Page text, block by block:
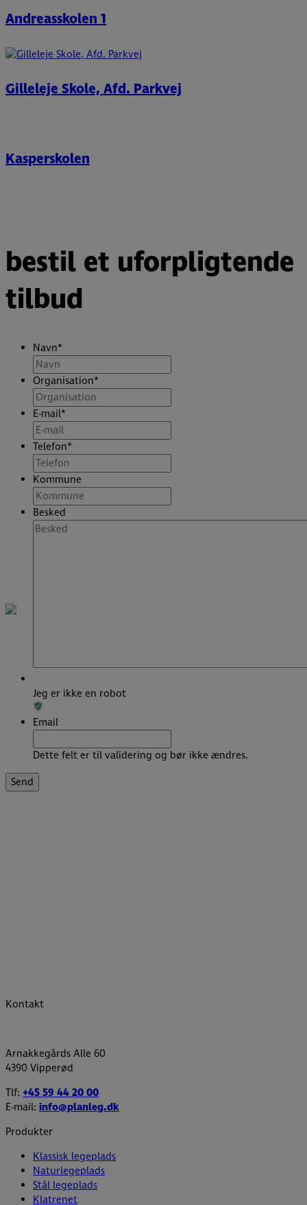
Andreasskolen 1
Gilleleje Skole, Afd. Parkvej
Kasperskolen
bestil et uforpligtende
tilbud
Navn*
Organisation*
E-mail*
Telefon*
Kommune
Besked
Jeg er ikke en robot
Email
Dette felt er til validering og bør ikke ændres.
Kontakt
Arnakkegårds Alle 60
4390 Vipperød
Tlf: +45 59 44 20 00
E-mail: info@planleg.dk
Produkter
Klassisk legeplads
Naturlegeplads
Stål legeplads
Klatrenet